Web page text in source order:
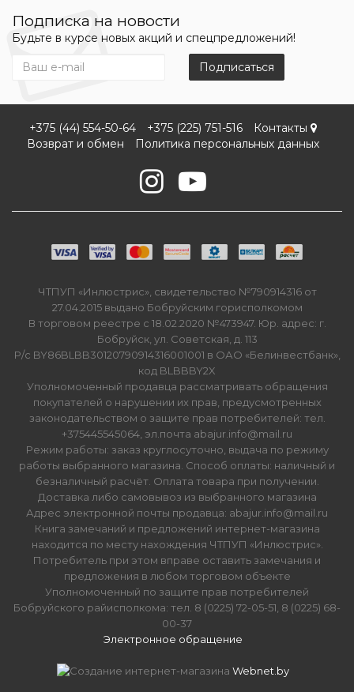
Подписка на новости
Будьте в курсе новых акций и спецпредложений!
Подписаться
+375 (44) 554-50-64 +375 (225) 751-516
Контакты
Возврат и обмен
Политика персональных данных
ЧТПУП «Инлюстрис», свидетельство №790914316 от
27.04.2015 выдано Бобруйским горисполкомом
В торговом реестре с 18.02.2020 №473947. Юр. адрес: г.
Бобруйск, ул. Советская, д. 113
Р/с BY86BLBB30120790914316001001 в ОАО «Белинвестбанк»,
код BLBBBY2X
Уполномоченный продавца рассматривать обращения
покупателей о нарушении их прав, предусмотренных
законодательством о защите прав потребителей: тел.
+375445545064, эл.почта abajur.info@mail.ru
Режим работы: заказ круглосуточно, выдача по режиму
работы выбранного магазина. Способ оплаты: наличный и
безналичный расчёт. Оплата товара при получении.
Доставка либо самовывоз из выбранного магазина
Адрес электронной почты продавца: abajur.info@mail.ru
Книга замечаний и предложений интернет-магазина
находится по месту нахождения ЧТПУП «Инлюстрис».
Потребитель при этом вправе оставить замечания и
предложения в любом торговом объекте
Уполномоченный по защите прав потребителей
Бобруйского райисполкома: тел. 8 (0225) 72-05-51, 8 (0225) 68-
00-37
Электронное обращение
Создание интернет-магазина Webnet.by